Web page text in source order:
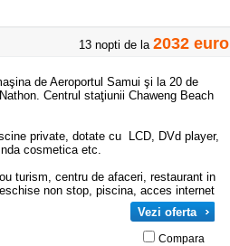
13 nopti de la 2032 euro
de Aeroportul Samui şi la 20 de
Centrul staţiunii Chaweng Beach
private, dotate cu LCD, DVd player,
cosmetica etc.
turism, centru de afaceri, restaurant in
non stop, piscina, acces internet
Vezi oferta
Compara